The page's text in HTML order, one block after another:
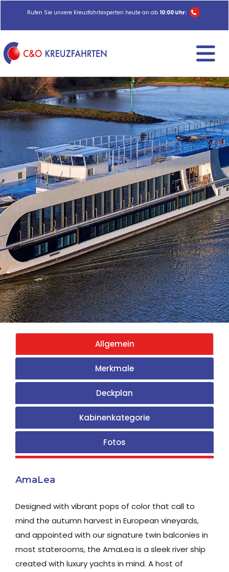
Rufen Sie unsere Kreuzfahrtexperten heute an ab 10:00 Uhr:
Allgemein
Merkmale
Deckplan
Kabinenkategorie
Fotos
AmaLea
Designed with vibrant pops of color that call to
mind the autumn harvest in European vineyards,
and appointed with our signature twin balconies in
most staterooms, the AmaLea is a sleek river ship
created with luxury yachts in mind. A host of